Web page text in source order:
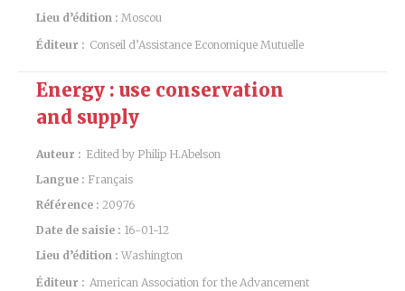
Lieu d’édition : Moscou
Éditeur : Conseil d’Assistance Economique Mutuelle
Energy : use conservation
and supply
Auteur : Edited by Philip H.Abelson
Langue : Français
Référence : 20976
Date de saisie : 16-01-12
Lieu d’édition : Washington
Éditeur : American Association for the Advancement